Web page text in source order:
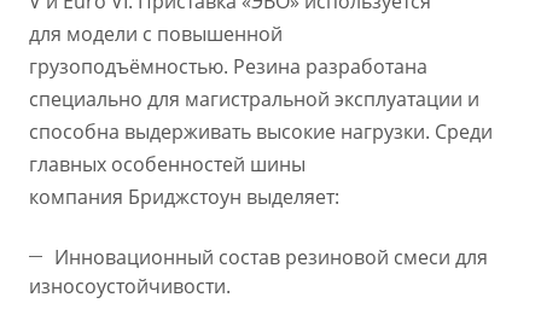
для модели с повышенной
грузоподъёмностью. Резина разработана
специально для магистральной эксплуатации и
способна выдерживать высокие нагрузки. Среди
главных особенностей шины
компания Бриджстоун выделяет:
Инновационный состав резиновой смеси для
износоустойчивости.